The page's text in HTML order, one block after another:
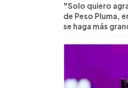
"Solo quiero
de Peso Pluma,
se haga más